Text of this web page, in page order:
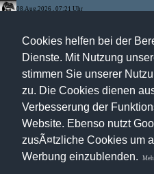
Cookies helfen bei der
Dienste. Mit Nutzung
stimmen Sie unserer
zu. Die Cookies dienen
Verbesserung der
Website. Ebenso nutzt
zusÃ¤tzliche Cookies um
Werbung einzublenden.
08.Aug.2026 , 07:21 Uhr